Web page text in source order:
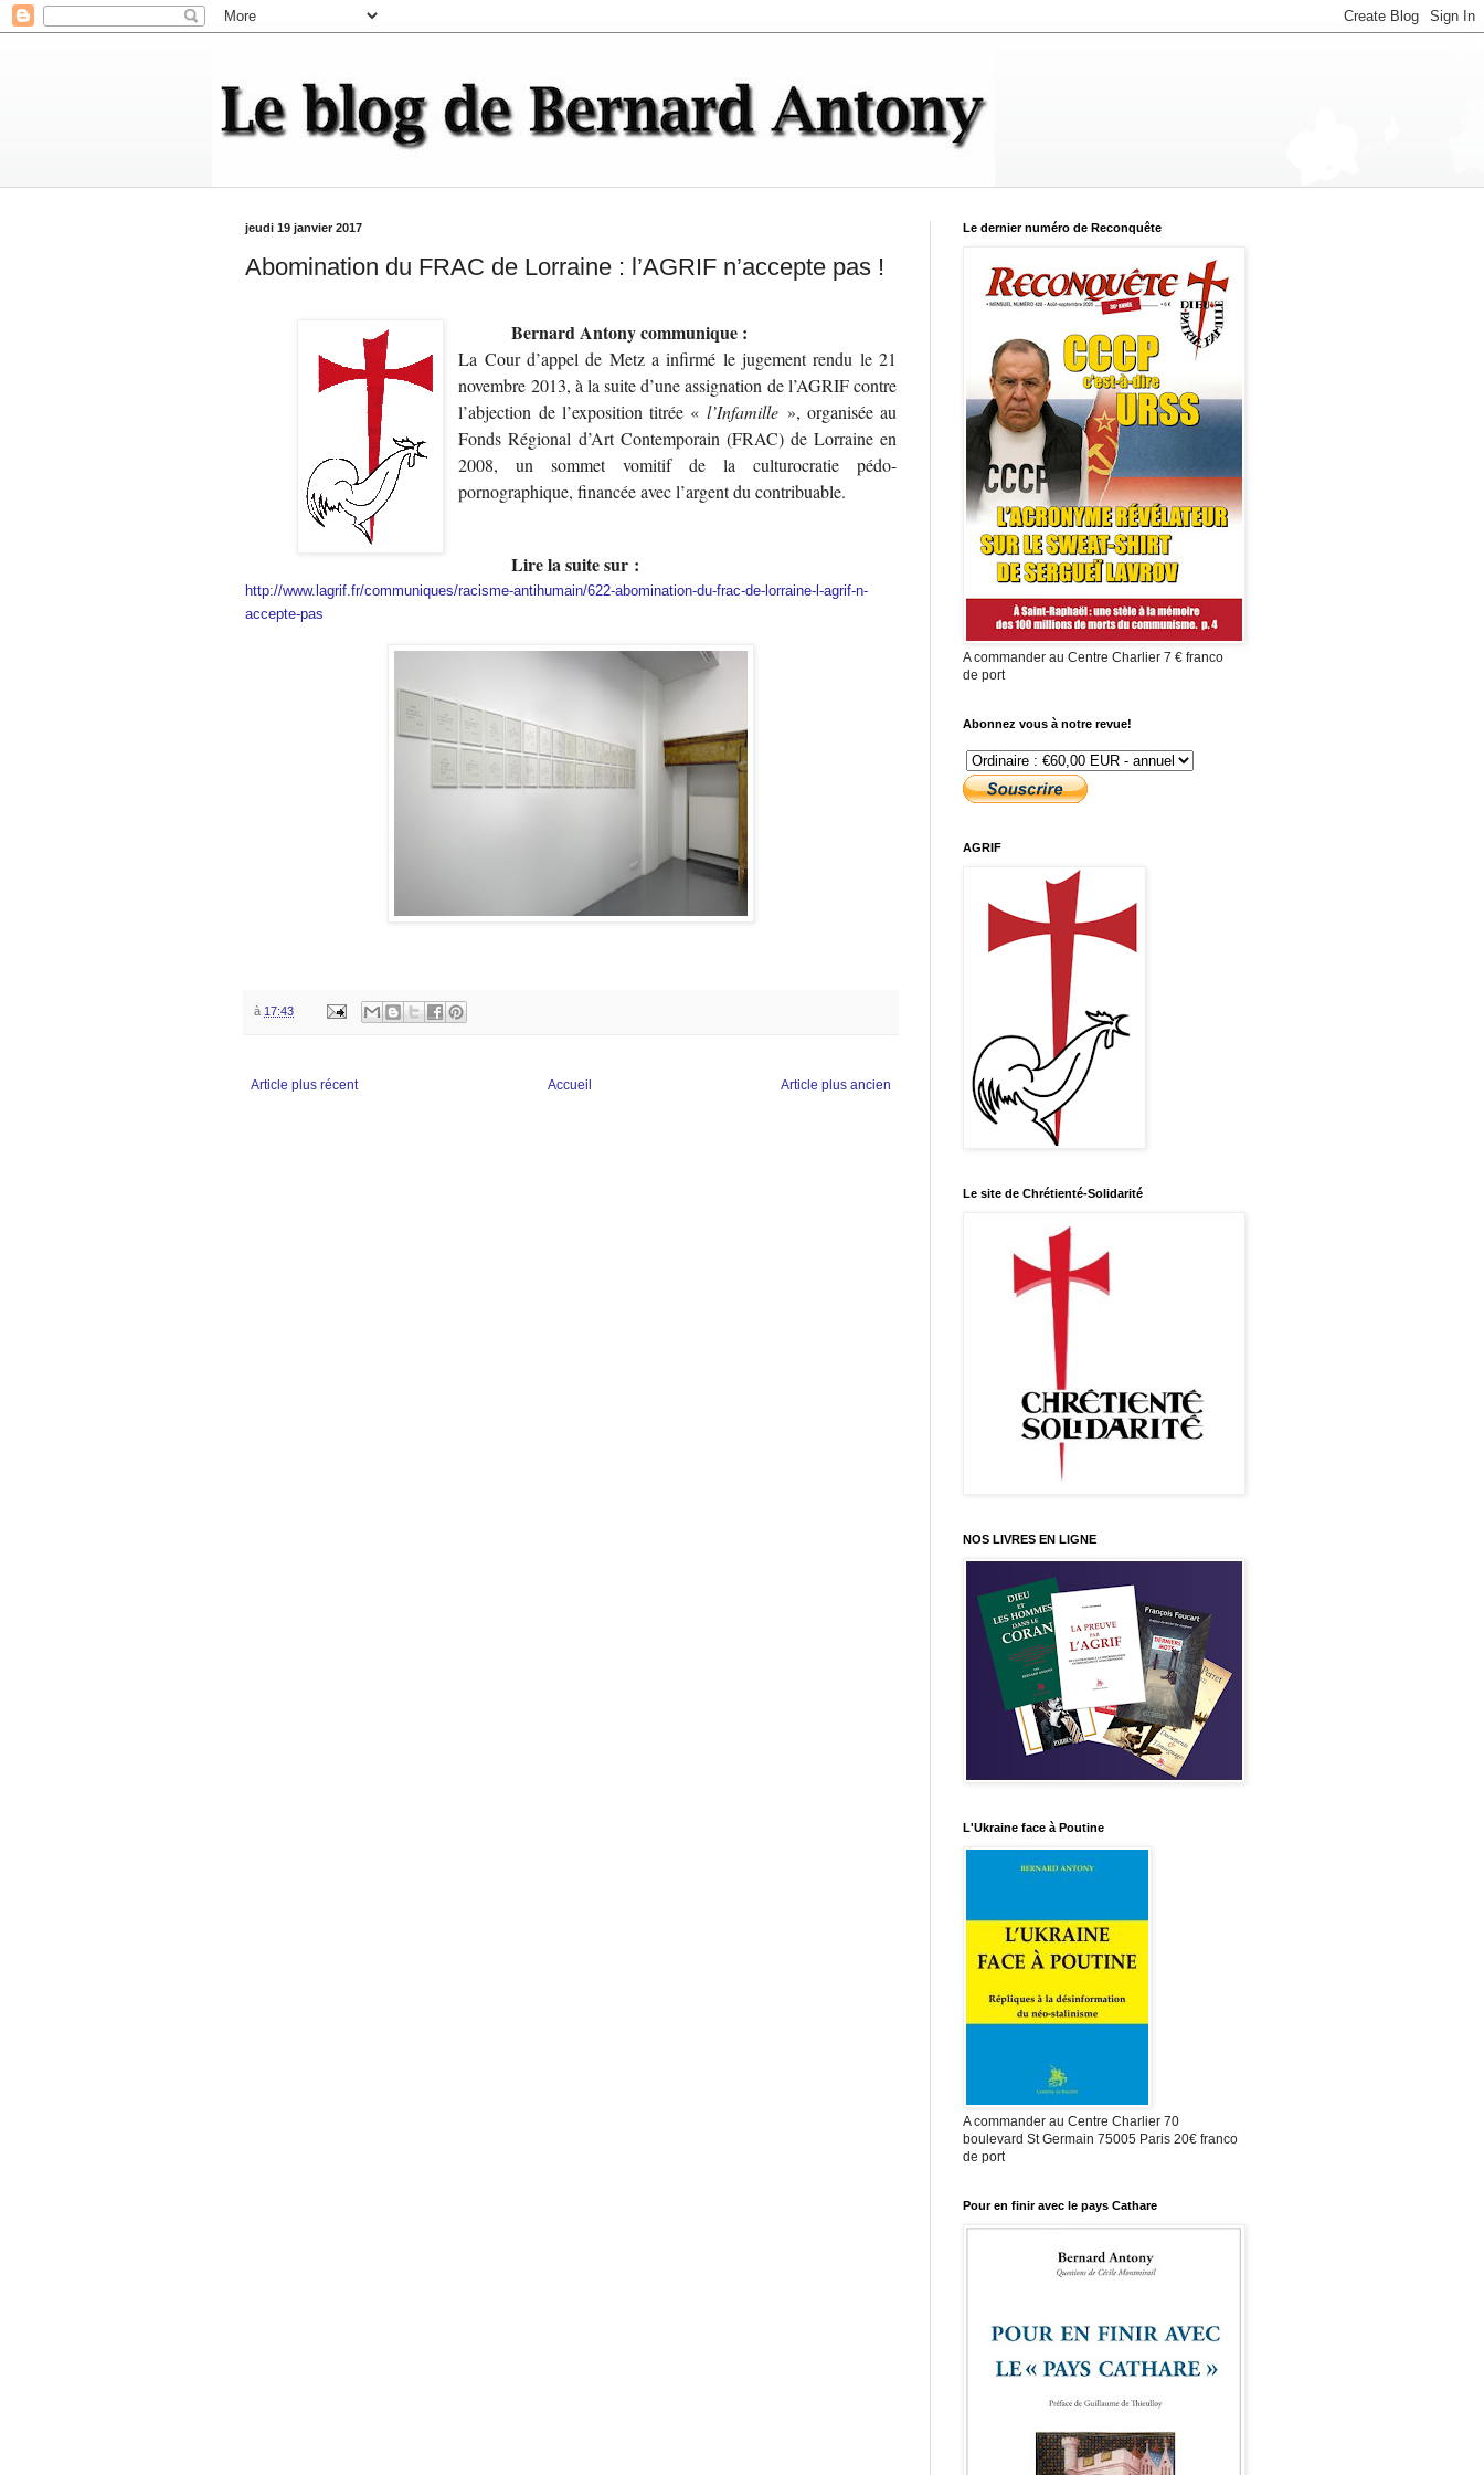
jeudi 19 janvier 2017
Abomination du FRAC de Lorraine : l’AGRIF n’accepte pas !
Bernard Antony communique :
La Cour d’appel de Metz a infirmé le jugement rendu le 21
novembre 2013, à la suite d’une assignation de l’AGRIF contre
l’abjection de l’exposition titrée «l’Infamille », organisée au
Fonds Régional d’Art Contemporain (FRAC) de Lorraine en
2008, un sommet vomitif de la culturocratie pédo-
pornographique, financée avec l’argent du contribuable.
Lire la suite sur :
http://www.lagrif.fr/communiques/racisme-antihumain/622-abomination-du-frac-de-lorraine-l-agrif-n-
accepte-pas
à 17:43
Article plus récent Article plus ancien
Accueil
Le dernier numéro de Reconquête
A commander au Centre Charlier 7 € franco
de port
Abonnez vous à notre revue!
AGRIF
Le site de Chrétienté-Solidarité
NOS LIVRES EN LIGNE
L'Ukraine face à Poutine
A commander au Centre Charlier 70
boulevard St Germain 75005 Paris 20€ franco
de port
Pour en finir avec le pays Cathare